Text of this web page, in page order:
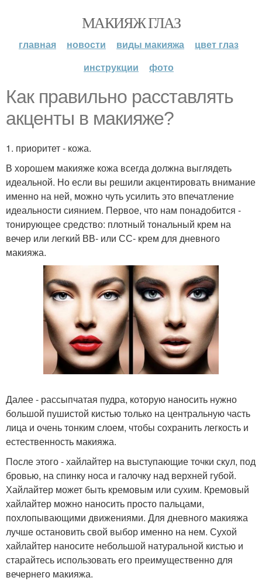
МАКИЯЖ ГЛАЗ
главная новости виды макияжа
цвет глаз
инструкции
фото
Как правильно расставлять
акценты в макияже?
1. приоритет - кожа.
В хорошем макияже кожа всегда должна выглядеть
идеальной. Но если вы решили акцентировать внимание
именно на ней, можно чуть усилить это впечатление
идеальности сиянием. Первое, что нам понадобится -
тонирующее средство: плотный тональный крем на
вечер или легкий ВВ- или СС- крем для дневного
макияжа.
Далее - рассыпчатая пудра, которую наносить нужно
большой пушистой кистью только на центральную часть
лица и очень тонким слоем, чтобы сохранить легкость и
естественность макияжа.
После этого - хайлайтер на выступающие точки скул, под
бровью, на спинку носа и галочку над верхней губой.
Хайлайтер может быть кремовым или сухим. Кремовый
хайлайтер можно наносить просто пальцами,
похлопывающими движениями. Для дневного макияжа
лучше остановить свой выбор именно на нем. Сухой
хайлайтер наносите небольшой натуральной кистью и
старайтесь использовать его преимущественно для
вечернего макияжа.